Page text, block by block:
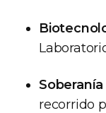
recorrido